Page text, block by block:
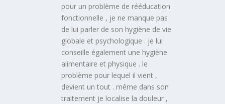
pour un problème de rééducation
fonctionnelle , je ne manque pas
de lui parler de son hygiène de vie
globale et psychologique . je lui
conseille également une hygiène
alimentaire et physique . le
problème pour lequel il vient ,
devient un tout . même dans son
traitement je localise la douleur ,